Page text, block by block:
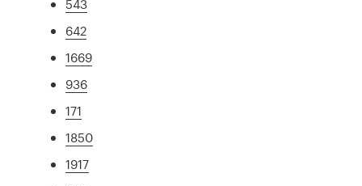
543
642
1669
936
171
1850
1917